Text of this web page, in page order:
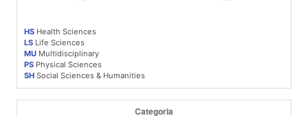
HS Health Sciences
LS Life Sciences
MU Multidisciplinary
PS Physical Sciences
SH Social Sciences & Humanities